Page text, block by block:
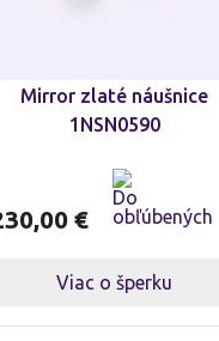
Mirror zlaté náušnice
1NSN0590
€
Viac o šperku